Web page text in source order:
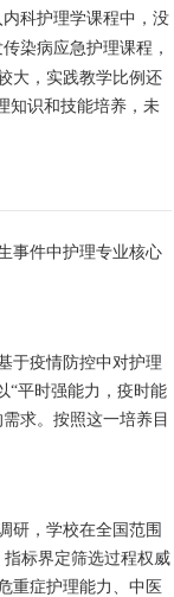
科护理学课程中，没
染病应急护理课程，
大，实践教学比例还
知识和技能培养，未
事件中护理专业核心
于疫情防控中对护理
“平时强能力，疫时能
求。按照这一培养目
研，学校在全国范围
标界定筛选过程权威
重症护理能力、中医